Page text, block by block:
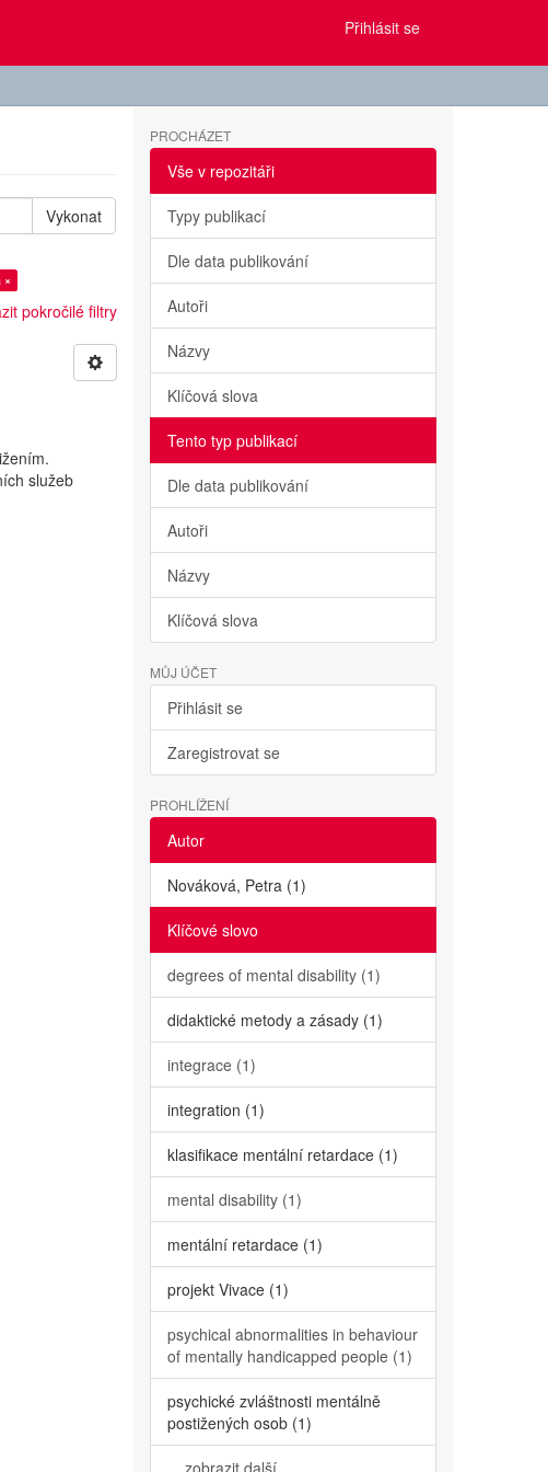
Přihlásit se
Vykonat
×
pokročilé filtry
služeb
PROCHÁZET
Vše v repozitáři
Typy publikací
Dle data publikování
Autoři
Názvy
Klíčová slova
Tento typ publikací
Dle data publikování
Autoři
Názvy
Klíčová slova
MŮJ ÚČET
Přihlásit se
Zaregistrovat se
PROHLÍŽENÍ
Autor
Nováková, Petra (1)
Klíčové slovo
degrees of mental disability (1)
didaktické metody a zásady (1)
integrace (1)
integration (1)
klasifikace mentální retardace (1)
mental disability (1)
mentální retardace (1)
projekt Vivace (1)
psychical abnormalities in behaviour
of mentally handicapped people (1)
psychické zvláštnosti mentálně
postižených osob (1)
... zobrazit další